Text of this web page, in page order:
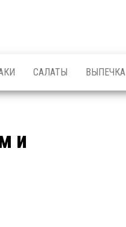
САЛАТЫ ВЫПЕЧКА
и